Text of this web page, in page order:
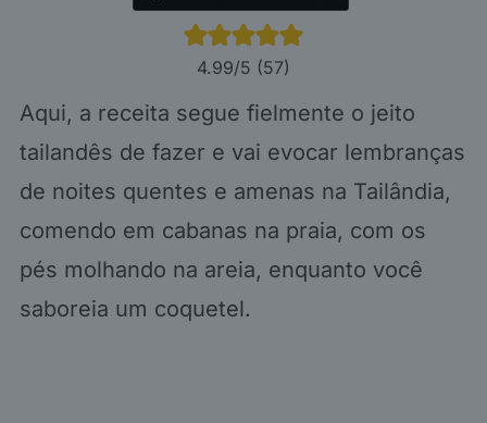
4.99/5 (57)
Aqui, a receita segue fielmente o jeito
tailandês de fazer e vai evocar lembranças
de noites quentes e amenas na Tailândia,
comendo em cabanas na praia, com os
pés molhando na areia, enquanto você
saboreia um coquetel.